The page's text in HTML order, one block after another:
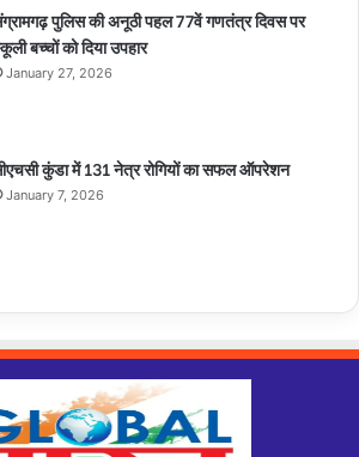
पुलिस की अनूठी पहल 77वें गणतंत्र दिवस पर
बच्चों को दिया उपहार
January 27, 2026
कुंडा में 131 नेत्र रोगियों का सफल ऑपरेशन
January 7, 2026